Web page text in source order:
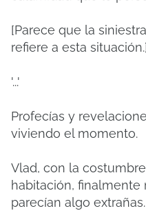
[Parece que la
refiere a esta situación.]
'...'
Profecías y
viviendo el momento.
Vlad, con la
habitación, finalmente
parecían algo extrañas.